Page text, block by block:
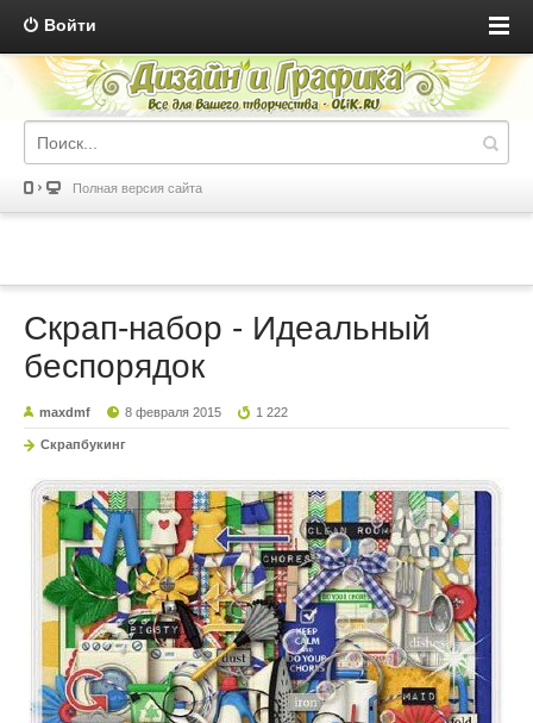
Войти
Полная версия сайта
Скрап-набор - Идеальный
беспорядок
maxdmf 8 февраля 2015 1 222
Скрапбукинг